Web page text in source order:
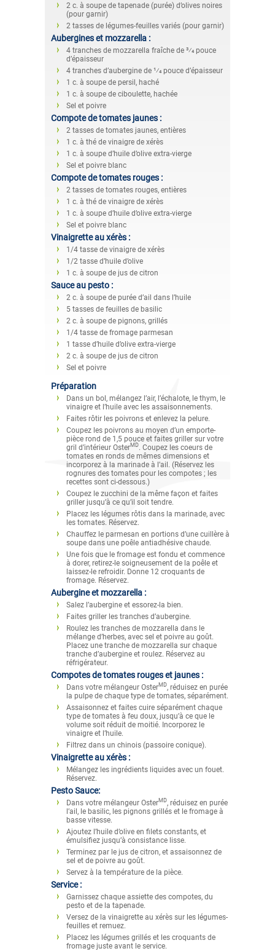
2 c. à soupe de tapenade (purée) d’olives noires
(pour garnir)
2 tasses de légumes-feuilles variés (pour garnir)
Aubergines et mozzarella :
4 tranches de mozzarella fraîche de 3⁄4 pouce
d’épaisseur
4 tranches d’aubergine de 1⁄4 pouce d’épaisseur
1 c. à soupe de persil, haché
1 c. à soupe de ciboulette, hachée
Sel et poivre
Compote de tomates jaunes :
2 tasses de tomates jaunes, entières
1 c. à thé de vinaigre de xérès
1 c. à soupe d’huile d’olive extra-vierge
Sel et poivre blanc
Compote de tomates rouges :
2 tasses de tomates rouges, entières
1 c. à thé de vinaigre de xérès
1 c. à soupe d’huile d’olive extra-vierge
Sel et poivre blanc
Vinaigrette au xérès :
1/4 tasse de vinaigre de xérès
1/2 tasse d’huile d’olive
1 c. à soupe de jus de citron
Sauce au pesto :
2 c. à soupe de purée d’ail dans l’huile
5 tasses de feuilles de basilic
2 c. à soupe de pignons, grillés
1/4 tasse de fromage parmesan
1 tasse d’huile d’olive extra-vierge
2 c. à soupe de jus de citron
Sel et poivre
Préparation
Dans un bol, mélangez l’air, l’échalote, le thym, le
vinaigre et l’huile avec les assaisonnements.
Faites rôtir les poivrons et enlevez la pelure.
Coupez les poivrons au moyen d’un emporte-
pièce rond de 1,5 pouce et faites griller sur votre
gril d’intérieur OsterMD. Coupez les coeurs de
tomates en ronds de mêmes dimensions et
incorporez à la marinade à l’ail. (Réservez les
rognures des tomates pour les compotes ; les
recettes sont ci-dessous.)
Coupez le zucchini de la même façon et faites
griller jusqu’à ce qu’il soit tendre.
Placez les légumes rôtis dans la marinade, avec
les tomates. Réservez.
Chauffez le parmesan en portions d’une cuillère à
soupe dans une poêle antiadhésive chaude.
Une fois que le fromage est fondu et commence
à dorer, retirez-le soigneusement de la poêle et
laissez-le refroidir. Donne 12 croquants de
fromage. Réservez.
Aubergine et mozzarella :
Salez l’aubergine et essorez-la bien.
Faites griller les tranches d’aubergine.
Roulez les tranches de mozzarella dans le
mélange d’herbes, avec sel et poivre au goût.
Placez une tranche de mozzarella sur chaque
tranche d’aubergine et roulez. Réservez au
réfrigérateur.
Compotes de tomates rouges et jaunes :
Dans votre mélangeur OsterMD, réduisez en purée
la pulpe de chaque type de tomates, séparément.
Assaisonnez et faites cuire séparément chaque
type de tomates à feu doux, jusqu’à ce que le
volume soit réduit de moitié. Incorporez le
vinaigre et l’huile.
Filtrez dans un chinois (passoire conique).
Vinaigrette au xérès :
Mélangez les ingrédients liquides avec un fouet.
Réservez.
Pesto Sauce:
Dans votre mélangeur OsterMD, réduisez en purée
l’ail, le basilic, les pignons grillés et le fromage à
basse vitesse.
Ajoutez l’huile d’olive en filets constants, et
émulsifiez jusqu’à consistance lisse.
Terminez par le jus de citron, et assaisonnez de
sel et de poivre au goût.
Servez à la température de la pièce.
Service :
Garnissez chaque assiette des compotes, du
pesto et de la tapenade.
Versez de la vinaigrette au xérès sur les légumes-
feuilles et remuez.
Placez les légumes grillés et les croquants de
fromage juste avant le service.